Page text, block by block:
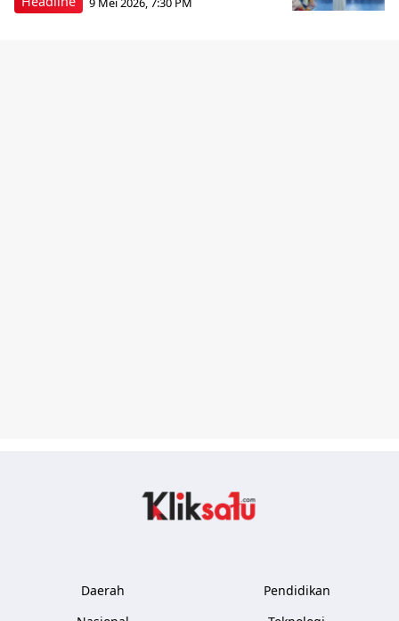
Daerah
Pendidikan